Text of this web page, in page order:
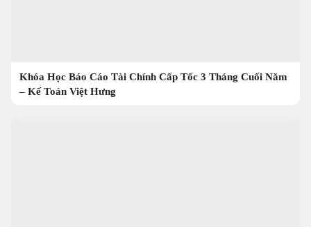
Khóa Học Báo Cáo Tài Chính Cấp Tốc 3 Tháng Cuối Năm
– Kế Toán Việt Hưng